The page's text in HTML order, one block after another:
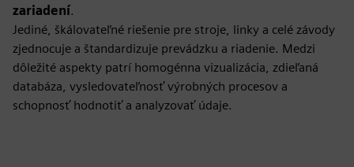
zariadení.
Jediné, škálovateľné riešenie pre stroje, linky a celé závody
zjednocuje a štandardizuje prevádzku a riadenie. Medzi
dôležité aspekty patrí homogénna vizualizácia, zdieľaná
databáza, vysledovateľnosť výrobných procesov a
schopnosť hodnotiť a analyzovať údaje.